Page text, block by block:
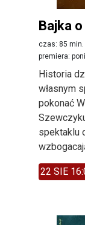
Bajka
czas: 85 min.
premiera:
Historia
własnym
pokonać
spektaklu
22 SIE